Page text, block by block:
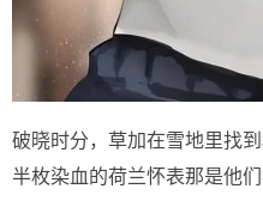
破晓时分，草加在雪地里找
半枚染血的荷兰怀表那是他